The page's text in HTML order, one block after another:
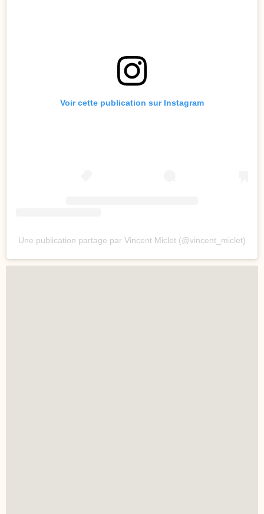
Voir cette publication sur Instagram
Une publication partage par Vincent Miclet (@vincent_miclet)